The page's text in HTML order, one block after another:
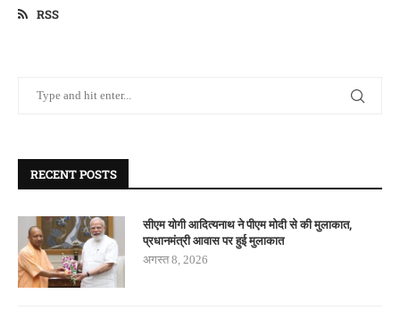
RSS
RECENT POSTS
सीएम योगी आदित्यनाथ ने पीएम मोदी से की मुलाकात,
प्रधानमंत्री आवास पर हुई मुलाकात
अगस्त 8, 2026